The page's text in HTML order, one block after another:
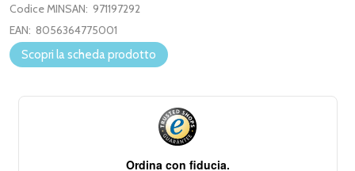
Codice MINSAN: 971197292
EAN: 8056364775001
Scopri la scheda prodotto